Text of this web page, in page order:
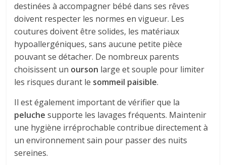
destinées à accompagner bébé dans ses rêves
doivent respecter les normes en vigueur. Les
coutures doivent être solides, les matériaux
hypoallergéniques, sans aucune petite pièce
pouvant se détacher. De nombreux parents
choisissent un ourson large et souple pour limiter
les risques durant le sommeil paisible.
Il est également important de vérifier que la
peluche supporte les lavages fréquents. Maintenir
une hygiène irréprochable contribue directement à
un environnement sain pour passer des nuits
sereines.